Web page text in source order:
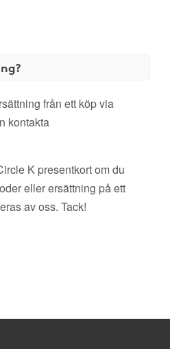
från ett köp via
kontakta
K presentkort om du
eller ersättning på ett
av oss. Tack!